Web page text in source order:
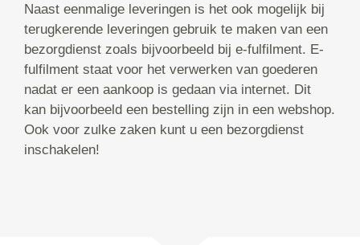
Naast eenmalige leveringen is het ook mogelijk bij
terugkerende leveringen gebruik te maken van een
bezorgdienst zoals bijvoorbeeld bij e-fulfilment. E-
fulfilment staat voor het verwerken van goederen
nadat er een aankoop is gedaan via internet. Dit
kan bijvoorbeeld een bestelling zijn in een webshop.
Ook voor zulke zaken kunt u een bezorgdienst
inschakelen!